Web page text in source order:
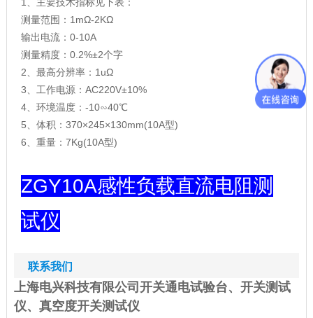
测量范围：1mΩ-2KΩ
输出电流：0-10A
测量精度：0.2%±2个字
2、最高分辨率：1uΩ
3、工作电源：AC220V±10%
4、环境温度：-10∽40℃
5、体积：370×245×130mm(10A型)
6、重量：7Kg(10A型)
ZGY10A感性负载直流电阻测
试仪
联系我们
上海电兴科技有限公司开关通电试验台、开关测试
仪、真空度开关测试仪